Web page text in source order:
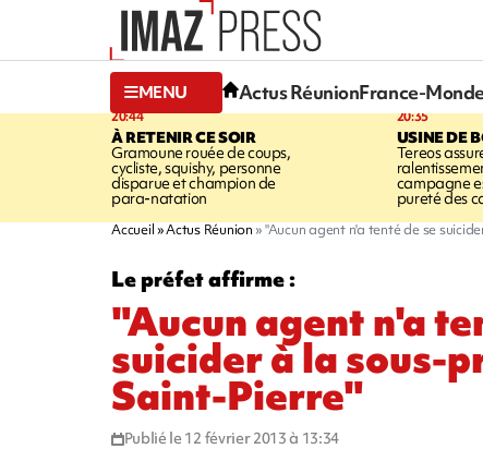
MENU Actus RéunionFrance-
20:44
À RETENIR CE SOIR
Gramoune rouée de coups,
cycliste, squishy, personne
disparue et champion de
para-natation
20:35
USINE DE
Tereos
campagne
pureté des
Accueil Actus Réunion "Aucun agent n'a tenté de se
Le préfet affirme :
"Aucun agent n'a
suicider à la sous-
Saint-Pierre"
Publié le 12 février 2013 à 13:34